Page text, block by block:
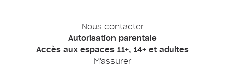
Nous contacter
Autorisation parentale
Accès aux espaces 11+, 14+ et adultes
M'assurer